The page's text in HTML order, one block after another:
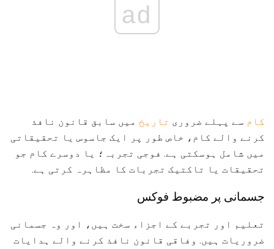
ad
کام سے پہلے ضروری تاریخ میں سابق قانون نافذ
کرنے والے کام، خاص طور پر ایک جاسوس یا تحقیقاتی
میں شامل ہوسکتی ہے. فوجی تجربہ؛ یا دوسرے کام جو
تحقیقات یا تاکتیک تجربات کا مظاہرہ کرتی ہے.
جسمانی پر مضبوط فوکس
تعلیم اور تجربے کے اجزاء سخت ہیں، اور وہ جسمانی
ضروریات ہیں. وفاقی قانون نافذ کرنے والے ہدایات